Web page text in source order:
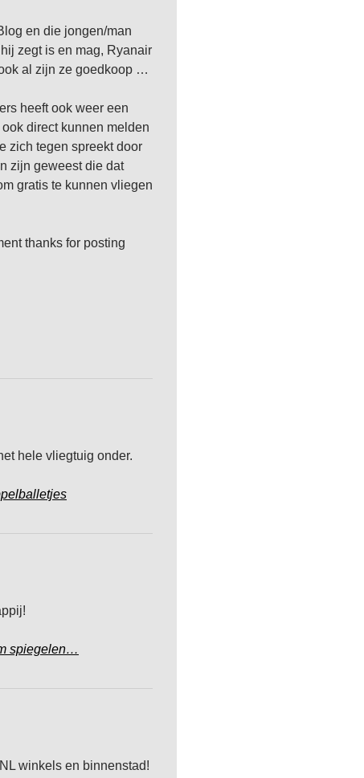
en die jongen/man
zegt is en mag, Ryanair
al zijn ze goedkoop …
heeft ook weer een
direct kunnen melden
zich tegen spreekt door
zijn geweest die dat
gratis te kunnen vliegen
thanks for posting
hele vliegtuig onder.
spiegelen…
winkels en binnenstad!